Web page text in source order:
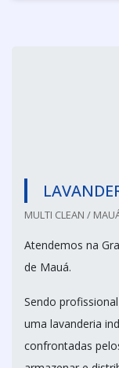
MULTI CLEAN /
Atendemos na
de Mauá.
Sendo
uma lavanderia
confrontadas